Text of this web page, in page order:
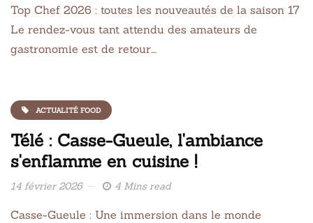
Top Chef 2026 : toutes les nouveautés de la saison 17
Le rendez-vous tant attendu des amateurs de
gastronomie est de retour….
ACTUALITÉ FOOD
Télé : Casse-Gueule, l'ambiance
s'enflamme en cuisine !
14 février 2026 4 Mins read
Casse-Gueule : Une immersion dans le monde